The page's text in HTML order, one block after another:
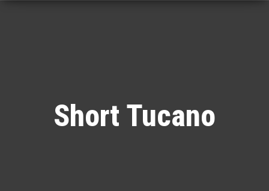
Short Tucano